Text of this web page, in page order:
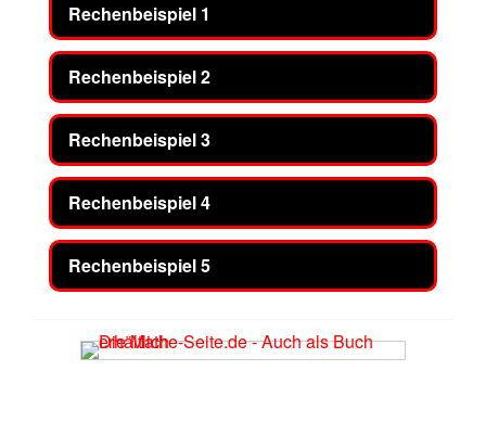
Rechenbeispiel 1
Rechenbeispiel 2
Rechenbeispiel 3
Rechenbeispiel 4
Rechenbeispiel 5